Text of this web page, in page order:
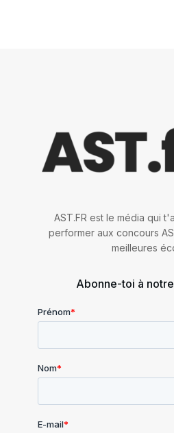
AST.FR est le média qui
performer aux concours
meilleures
Abonne-toi à